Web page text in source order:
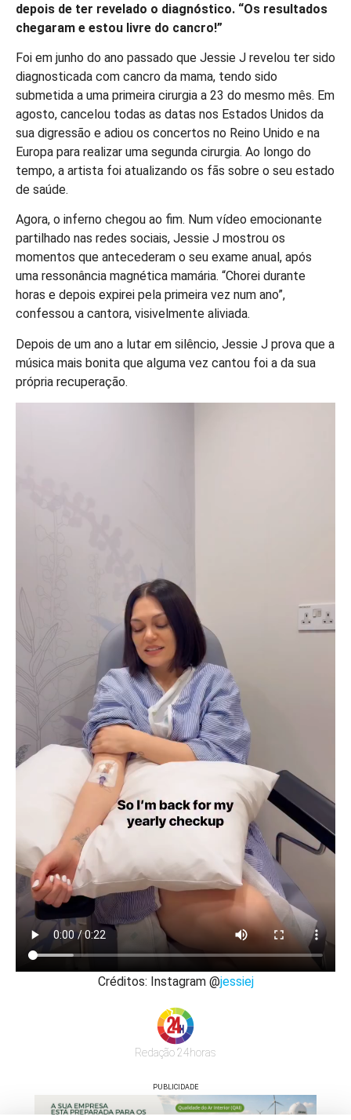
depois de ter revelado o diagnóstico. “Os resultados
chegaram e estou livre do cancro!”
Foi em junho do ano passado que Jessie J revelou ter sido
diagnosticada com cancro da mama, tendo sido
submetida a uma primeira cirurgia a 23 do mesmo mês. Em
agosto, cancelou todas as datas nos Estados Unidos da
sua digressão e adiou os concertos no Reino Unido e na
Europa para realizar uma segunda cirurgia. Ao longo do
tempo, a artista foi atualizando os fãs sobre o seu estado
de saúde.
Agora, o inferno chegou ao fim. Num vídeo emocionante
partilhado nas redes sociais, Jessie J mostrou os
momentos que antecederam o seu exame anual, após
uma ressonância magnética mamária. “Chorei durante
horas e depois expirei pela primeira vez num ano”,
confessou a cantora, visivelmente aliviada.
Depois de um ano a lutar em silêncio, Jessie J prova que a
música mais bonita que alguma vez cantou foi a da sua
própria recuperação.
Créditos: Instagram @jessiej
Redação 24horas
PUBLICIDADE